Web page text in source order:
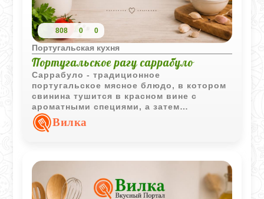
808 0 0
Португальская кухня
Португальское рагу саррабуло
Саррабуло - традиционное
португальское мясное блюдо, в котором
свинина тушится в красном вине с
ароматными специями, а затем
обжаривается вместе с печенью.
Получается насыщенное рагу с
Вилка